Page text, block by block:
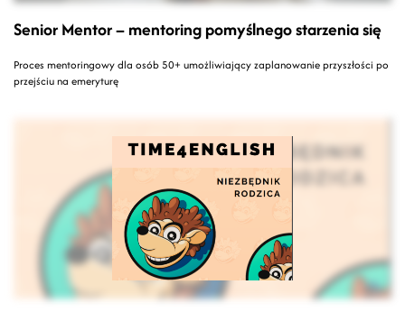
Senior Mentor – mentoring pomyślnego starzenia się
Proces mentoringowy dla osób 50+ umożliwiający zaplanowanie przyszłości po
przejściu na emeryturę